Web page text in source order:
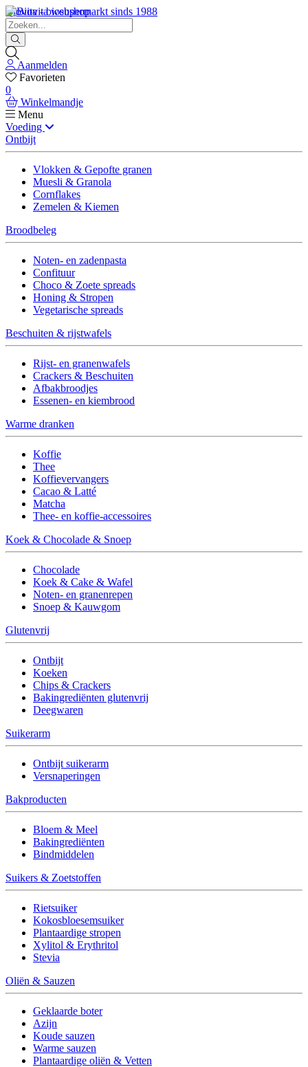
Biovita - biosupermarkt sinds 1988
Aanmelden
Favorieten
0
Winkelmandje
Menu
Voeding
Ontbijt
Vlokken & Gepofte granen
Muesli & Granola
Cornflakes
Zemelen & Kiemen
Broodbeleg
Noten- en zadenpasta
Confituur
Choco & Zoete spreads
Honing & Stropen
Vegetarische spreads
Beschuiten & rijstwafels
Rijst- en granenwafels
Crackers & Beschuiten
Afbakbroodjes
Essenen- en kiembrood
Warme dranken
Koffie
Thee
Koffievervangers
Cacao & Latté
Matcha
Thee- en koffie-accessoires
Koek & Chocolade & Snoep
Chocolade
Koek & Cake & Wafel
Noten- en granenrepen
Snoep & Kauwgom
Glutenvrij
Ontbijt
Koeken
Chips & Crackers
Bakingrediënten glutenvrij
Deegwaren
Suikerarm
Ontbijt suikerarm
Versnaperingen
Bakproducten
Bloem & Meel
Bakingrediënten
Bindmiddelen
Suikers & Zoetstoffen
Rietsuiker
Kokosbloesemsuiker
Plantaardige stropen
Xylitol & Erythritol
Stevia
Oliën & Sauzen
Geklaarde boter
Azijn
Koude sauzen
Warme sauzen
Plantaardige oliën & Vetten